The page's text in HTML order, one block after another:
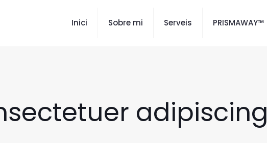
Inici Sobre mi Serveis PRISMAWAY™
adipiscing